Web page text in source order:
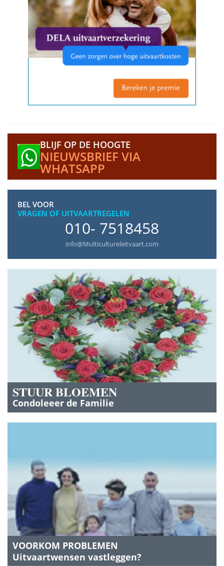
BLIJF OP DE HOOGTE
NIEUWSBRIEF VIA
WHATSAPP
BEL VOOR
VRAGEN OF UITVAARTREGELEN
010- 7518458
info@Multicultureleitvaart.com
STUUR BLOEMEN
Condoleeer de Familie
VOORKOM PROBLEMEN
Uitvaartwensen vastleggen?